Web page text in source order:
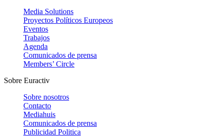
Media Solutions
Proyectos Políticos Europeos
Eventos
Trabajos
Agenda
Comunicados de prensa
Members’ Circle
Sobre Euractiv
Sobre nosotros
Contacto
Mediahuis
Comunicados de prensa
Publicidad Politica